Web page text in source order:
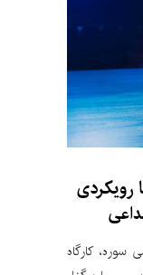
رویکردی
سوره، کارگاه